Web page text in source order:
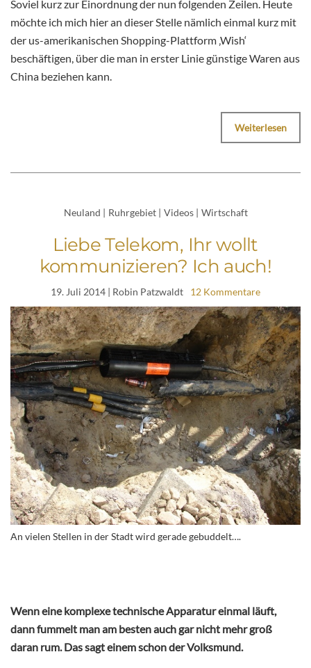
Soviel kurz zur Einordnung der nun folgenden Zeilen. Heute
möchte ich mich hier an dieser Stelle nämlich einmal kurz mit
der us-amerikanischen Shopping-Plattform ‚Wish‘
beschäftigen, über die man in erster Linie günstige Waren aus
China beziehen kann.
Weiterlesen
Neuland | Ruhrgebiet | Videos | Wirtschaft
Liebe Telekom, Ihr wollt
kommunizieren? Ich auch!
19. Juli 2014 | Robin Patzwaldt 12 Kommentare
An vielen Stellen in der Stadt wird gerade gebuddelt….
Wenn eine komplexe technische Apparatur einmal läuft,
dann fummelt man am besten auch gar nicht mehr groß
daran rum. Das sagt einem schon der Volksmund.